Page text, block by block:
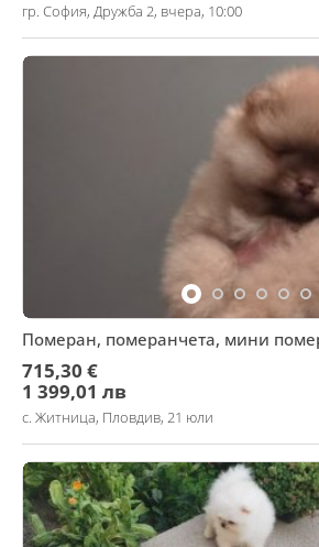
гр. София, Дружба 2, вчера, 10:00
Померан, померанчета, мини
715,30 €
1 399,01 лв
с. Житница, Пловдив, 21 юли